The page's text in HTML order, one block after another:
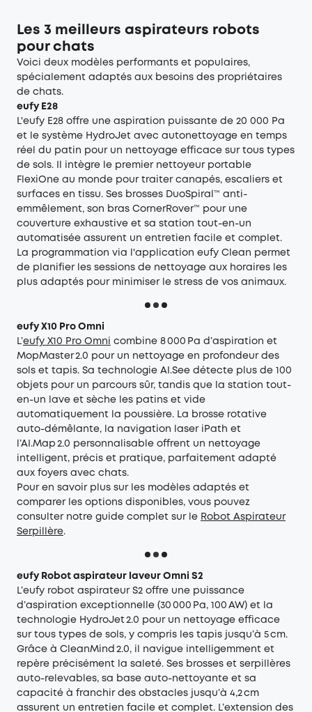
Les 3 meilleurs aspirateurs robots
pour chats
Voici deux modèles performants et populaires,
spécialement adaptés aux besoins des propriétaires
de chats.
eufy E28
L'eufy E28 offre une aspiration puissante de 20 000 Pa
et le système HydroJet avec autonettoyage en temps
réel du patin pour un nettoyage efficace sur tous types
de sols. Il intègre le premier nettoyeur portable
FlexiOne au monde pour traiter canapés, escaliers et
surfaces en tissu. Ses brosses DuoSpiral™ anti-
emmêlement, son bras CornerRover™ pour une
couverture exhaustive et sa station tout-en-un
automatisée assurent un entretien facile et complet.
La programmation via l'application eufy Clean permet
de planifier les sessions de nettoyage aux horaires les
plus adaptés pour minimiser le stress de vos animaux.
eufy X10 Pro Omni
L’eufy X10 Pro Omni combine 8 000 Pa d’aspiration et
MopMaster 2.0 pour un nettoyage en profondeur des
sols et tapis. Sa technologie AI.See détecte plus de 100
objets pour un parcours sûr, tandis que la station tout-
en-un lave et sèche les patins et vide
automatiquement la poussière. La brosse rotative
auto-démêlante, la navigation laser iPath et
l’AI.Map 2.0 personnalisable offrent un nettoyage
intelligent, précis et pratique, parfaitement adapté
aux foyers avec chats.
Pour en savoir plus sur les modèles adaptés et
comparer les options disponibles, vous pouvez
consulter notre guide complet sur le Robot Aspirateur
Serpillère.
eufy Robot aspirateur laveur Omni S2
L’eufy robot aspirateur S2 offre une puissance
d’aspiration exceptionnelle (30 000 Pa, 100 AW) et la
technologie HydroJet 2.0 pour un nettoyage efficace
sur tous types de sols, y compris les tapis jusqu’à 5 cm.
Grâce à CleanMind 2.0, il navigue intelligemment et
repère précisément la saleté. Ses brosses et serpillères
auto-relevables, sa base auto-nettoyante et sa
capacité à franchir des obstacles jusqu’à 4,2 cm
assurent un entretien facile et complet. L’extension des